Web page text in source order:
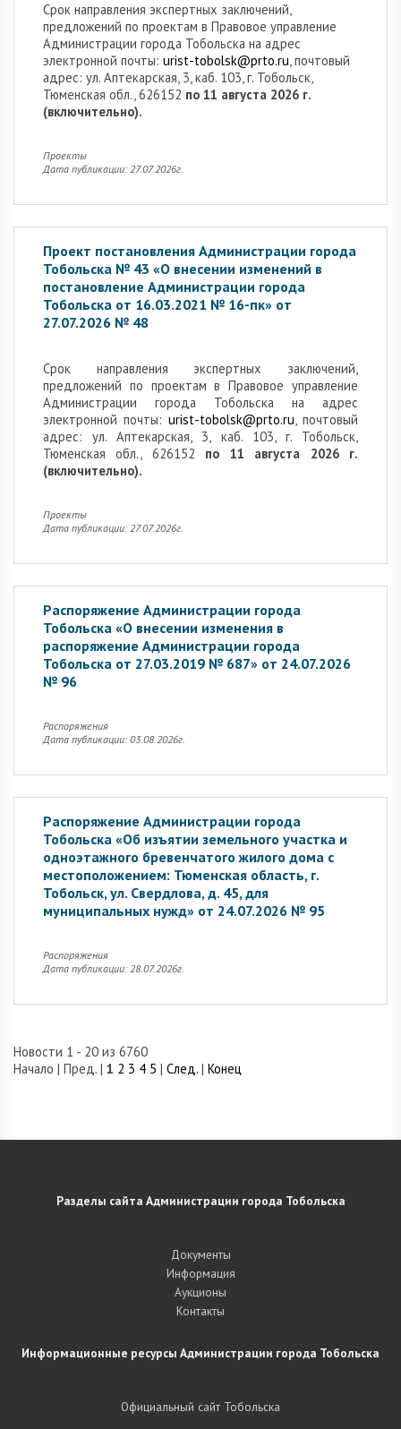
Cрок направления экспертных заключений,
предложений по проектам в Правовое управление
Администрации города Тобольска на адрес
электронной почты: urist-tobolsk@prto.ru, почтовый
адрес: ул. Аптекарская, 3, каб. 103, г. Тобольск,
Тюменская обл., 626152 по 11 августа 2026 г.
(включительно).
Проекты
Дата публикации: 27.07.2026г.
Проект постановления Администрации города
Тобольска № 43 «О внесении изменений в
постановление Администрации города
Тобольска от 16.03.2021 № 16-пк» от
27.07.2026 № 48
Cрок направления экспертных заключений,
предложений по проектам в Правовое управление
Администрации города Тобольска на адрес
электронной почты: urist-tobolsk@prto.ru, почтовый
адрес: ул. Аптекарская, 3, каб. 103, г. Тобольск,
Тюменская обл., 626152 по 11 августа 2026 г.
(включительно).
Проекты
Дата публикации: 27.07.2026г.
Распоряжение Администрации города
Тобольска «О внесении изменения в
распоряжение Администрации города
Тобольска от 27.03.2019 № 687» от 24.07.2026
№ 96
Распоряжения
Дата публикации: 03.08.2026г.
Распоряжение Администрации города
Тобольска «Об изъятии земельного участка и
одноэтажного бревенчатого жилого дома с
местоположением: Тюменская область, г.
Тобольск, ул. Свердлова, д. 45, для
муниципальных нужд» от 24.07.2026 № 95
Распоряжения
Дата публикации: 28.07.2026г.
Новости 1 - 20 из 6760
Начало | Пред. | 1 2 3 4 5 | След. | Конец
Разделы сайта Администрации города Тобольска
Документы
Информация
Аукционы
Контакты
Информационные ресурсы Администрации города Тобольска
Официальный сайт Тобольска